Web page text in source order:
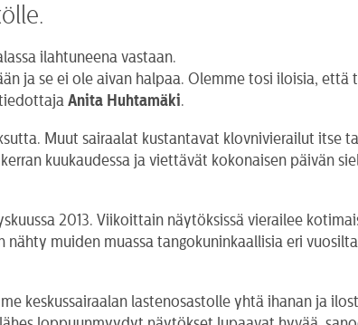
ilahtuneena vastaan.
ja se ei ole aivan halpaa. Olemme tosi iloisia, että
tiedottajaAnita Huhtamäki.
Muut sairaalat kustantavat klovnivierailut itse
kuukaudessa ja viettävät kokonaisen päivän
2013. Viikoittain näytöksissä vierailee
muiden muassa tangokuninkaallisia eri
keskussairaalan lastenosastolle yhtä ihanan ja